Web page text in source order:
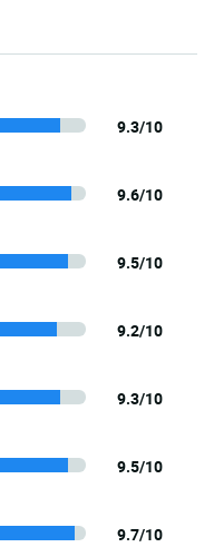
9.3/10
9.6/10
9.5/10
9.2/10
9.3/10
9.5/10
9.7/10